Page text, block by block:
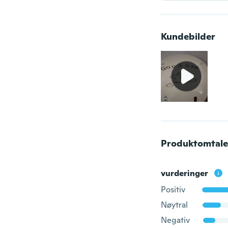
Kundebilder
vurderinger
Positiv
Nøytral
Negativ